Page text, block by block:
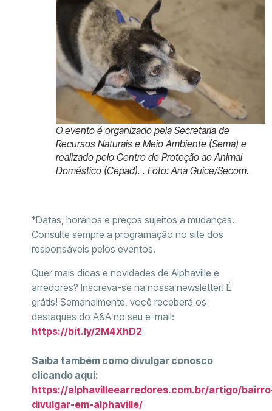
O evento é organizado pela Secretaria de
Recursos Naturais e Meio Ambiente (Sema) e
realizado pelo Centro de Proteção ao Animal
Doméstico (Cepad). . Foto: Ana Guice/Secom.
*Datas, horários e preços sujeitos a mudanças.
Consulte sempre a programação no site dos
responsáveis pelos eventos.
Quer mais dicas e novidades de Alphaville e
arredores? Inscreva-se na nossa newsletter! É
grátis! Semanalmente, você receberá os
destaques do A&A no seu e-mail:
https://bit.ly/2M4XhD2
Saiba também como divulgar conosco
clicando aqui:
https://alphavilleearredores.com.br/artigo/
divulgar-em-alphaville/